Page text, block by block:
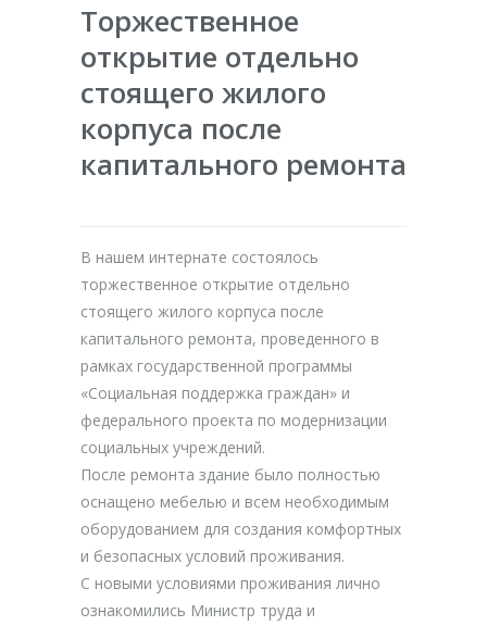
Торжественное
открытие отдельно
стоящего жилого
корпуса после
капитального ремонта
В нашем интернате состоялось
торжественное открытие отдельно
стоящего жилого корпуса после
капитального ремонта, проведенного в
рамках государственной программы
«Социальная поддержка граждан» и
федерального проекта по модернизации
социальных учреждений.
После ремонта здание было полностью
оснащено мебелью и всем необходимым
оборудованием для создания комфортных
и безопасных условий проживания.
С новыми условиями проживания лично
ознакомились Министр труда и